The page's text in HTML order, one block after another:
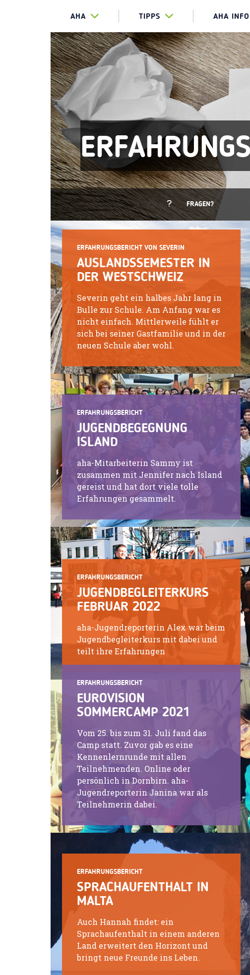
AHA TIPPS AHA INFO
FRAGEN?
ERFAHRUNGSBERICHT VON SEVERIN
AUSLANDSSEMESTER IN
DER WESTSCHWEIZ
Severin geht ein halbes Jahr lang in
Bulle zur Schule. Am Anfang war es
nicht einfach. Mittlerweile fühlt er
sich bei seiner Gastfamilie und in der
neuen Schule aber wohl.
ERFAHRUNGSBERICHT
JUGENDBEGEGNUNG
ISLAND
aha-Mitarbeiterin Sammy ist
zusammen mit Jennifer nach Island
gereist und hat dort viele tolle
Erfahrungen gesammelt.
ERFAHRUNGSBERICHT
JUGENDBEGLEITERKURS
FEBRUAR 2022
aha-Jugendreporterin Alex war beim
Jugendbegleiterkurs mit dabei und
teilt ihre Erfahrungen
ERFAHRUNGSBERICHT
EUROVISION
SOMMERCAMP 2021
Vom 25. bis zum 31. Juli fand das
Camp statt. Zuvor gab es eine
Kennenlernrunde mit allen
Teilnehmenden. Online oder
persönlich in Dornbirn. aha-
Jugendreporterin Janina war als
Teilnehmerin dabei.
ERFAHRUNGSBERICHT
SPRACHAUFENTHALT IN
MALTA
Auch Hannah findet: ein
Sprachaufenthalt in einem anderen
Land erweitert den Horizont und
bringt neue Freunde ins Leben.